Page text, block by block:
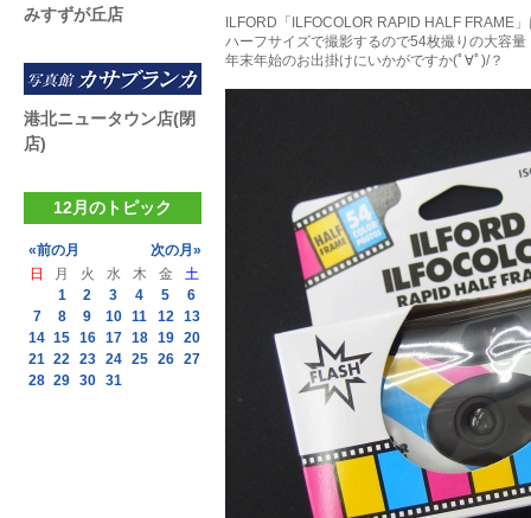
ILFORD「ILFOCOLOR RAPID HALF FRAME
ハーフサイズで撮影するので54枚撮りの大容量
年末年始のお出掛けにいかがですか(ﾟ∀ﾟ)/？
みすずが丘店
港北ニュータウン店(閉
店)
12月のトピック
«前の月
次の月»
日
月 火 水 木 金
土
1
2 3 4 5
6
7
8 9 10 11 12 13
14 15 16 17 18 19 20
21 22 23 24 25 26 27
28 29 30 31